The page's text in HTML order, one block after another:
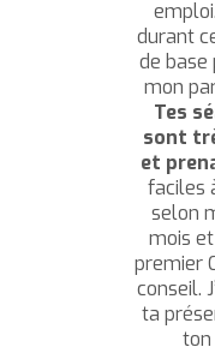
durant
de base
mon
Tes
sont
et
faciles
selon
mois
premier
conseil.
ta
ton